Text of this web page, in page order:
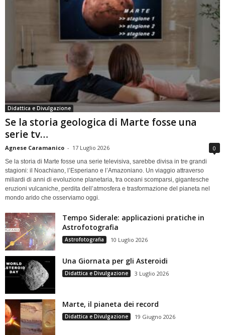
Didattica e Divulgazione
Se la storia geologica di Marte fosse una
serie tv…
Agnese Caramanico - 17 Luglio 2026 0
Se la storia di Marte fosse una serie televisiva, sarebbe divisa in tre grandi
stagioni: il Noachiano, l’Esperiano e l’Amazoniano. Un viaggio attraverso
miliardi di anni di evoluzione planetaria, tra oceani scomparsi, gigantesche
eruzioni vulcaniche, perdita dell’atmosfera e trasformazione del pianeta nel
mondo arido che osserviamo oggi.
Tempo Siderale: applicazioni pratiche in
Astrofotografia
Astrofotografia 10 Luglio 2026
Una Giornata per gli Asteroidi
Didattica e Divulgazione 3 Luglio 2026
Marte, il pianeta dei record
Didattica e Divulgazione 19 Giugno 2026